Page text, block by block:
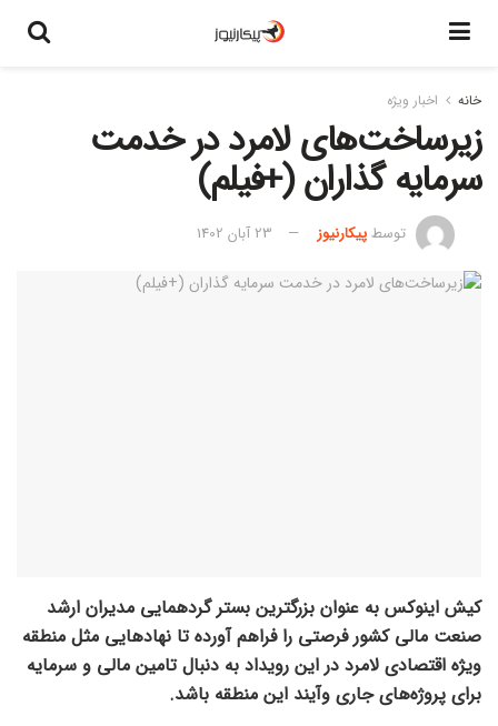
خانه اخبار ویژه
زیرساخت‌های لامرد در خدمت
سرمایه گذاران (+فیلم)
توسطپیکارنیوز 23 آبان 1402
کیش اینوکس به عنوان بزرگترین بستر گردهمایی مدیران ارشد
صنعت مالی کشور فرصتی را فراهم آورده تا نهادهایی مثل منطقه
ویژه اقتصادی لامرد در این رویداد به دنبال تامین مالی و سرمایه
برای پروژه‌های جاری وآیند این منطقه باشد.